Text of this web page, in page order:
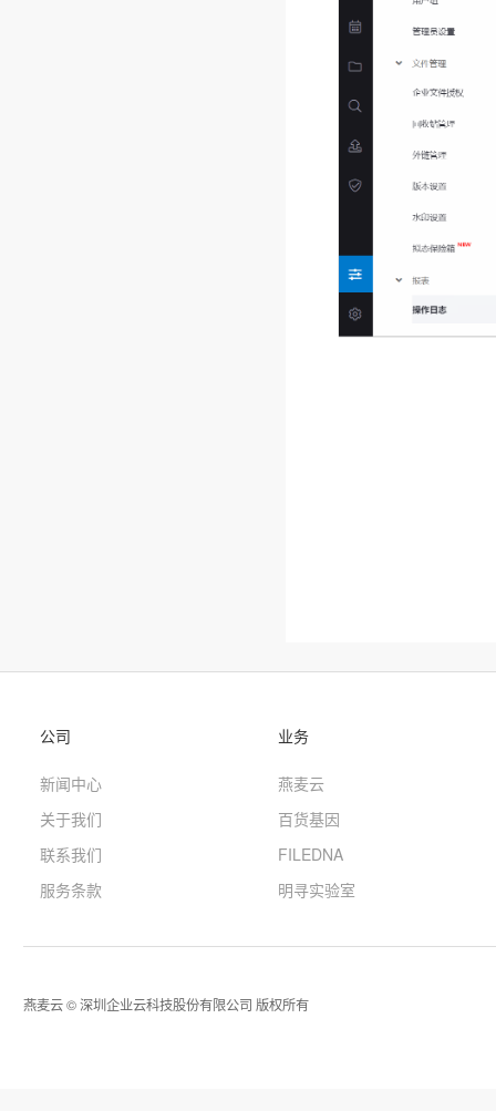
公司
新闻中心
关于我们
联系我们
服务条款
业务
燕麦云
百货基因
FILEDNA
明寻实验室
燕麦云©深圳企业云科技股份有限公司 版权所有